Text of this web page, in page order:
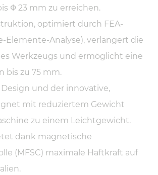
Ф 23 mm zu erreichen.
optimiert durch FEA-
Elemente-Analyse), verlängert die
Werkzeugs und ermöglicht eine
bis zu 75 mm.
und der innovative,
mit reduziertem Gewicht
zu einem Leichtgewicht.
dank magnetische
(MFSC) maximale Haftkraft auf